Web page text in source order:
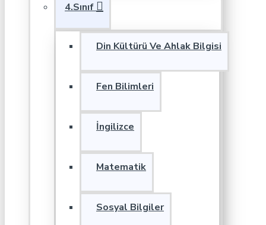
4.Sınıf
Din Kültürü Ve Ahlak Bilgisi
Fen Bilimleri
İngilizce
Matematik
Sosyal Bilgiler